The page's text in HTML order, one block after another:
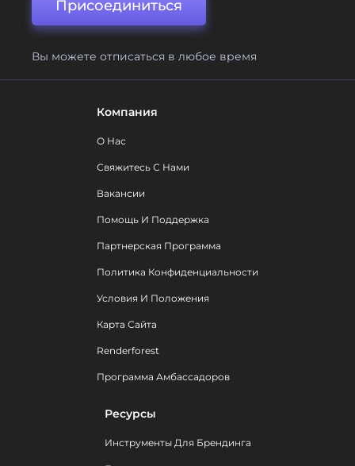
Присоединиться
Вы можете отписаться в любое время
Компания
О Нас
Свяжитесь С Нами
Вакансии
Помощь И Поддержка
Партнерская Программа
Политика Конфиденциальности
Условия И Положения
Карта Сайта
Renderforest
Программа Амбассадоров
Ресурсы
Инструменты Для Брендинга